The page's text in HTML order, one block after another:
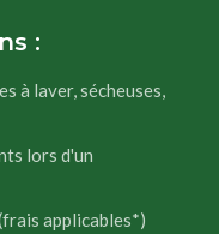
:
à laver, sécheuses,
lors d'un
applicables*)